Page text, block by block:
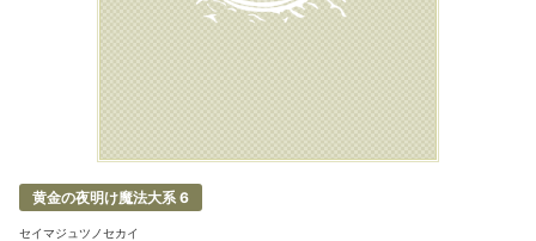
黄金の夜明け魔法大系 6
セイマジュツノセカイ